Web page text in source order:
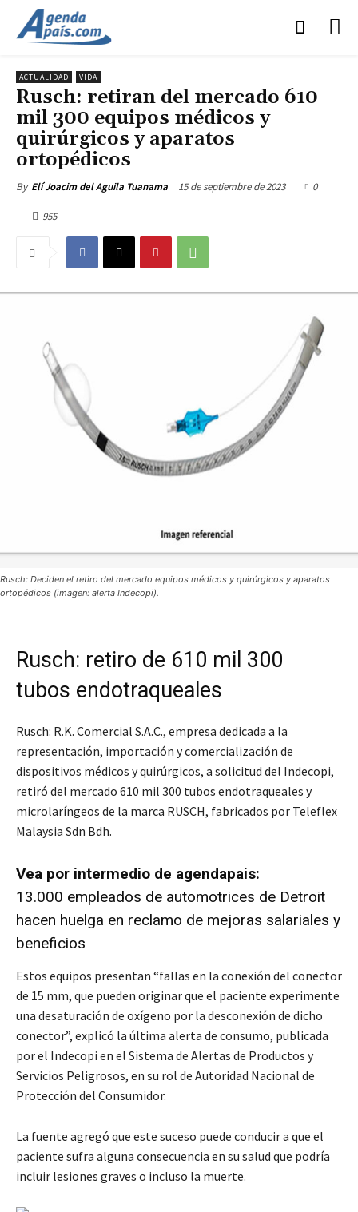
ACTUALIDAD VIDA
Rusch: retiran del mercado 610
mil 300 equipos médicos y
quirúrgicos y aparatos
ortopédicos
By Elí Joacim del Aguila Tuanama 15 de septiembre de 2023 0
955
Rusch: Deciden el retiro del mercado equipos médicos y quirúrgicos y aparatos
ortopédicos (imagen: alerta Indecopi).
Rusch: retiro de 610 mil 300
tubos endotraqueales
Rusch: R.K. Comercial S.A.C., empresa dedicada a la
representación, importación y comercialización de
dispositivos médicos y quirúrgicos, a solicitud del Indecopi,
retiró del mercado 610 mil 300 tubos endotraqueales y
microlaríngeos de la marca RUSCH, fabricados por Teleflex
Malaysia Sdn Bdh.
Vea por intermedio de agendapais:
13.000 empleados de automotrices de Detroit
hacen huelga en reclamo de mejoras salariales y
beneficios
Estos equipos presentan “fallas en la conexión del conector
de 15 mm, que pueden originar que el paciente experimente
una desaturación de oxígeno por la desconexión de dicho
conector”, explicó la última alerta de consumo, publicada
por el Indecopi en el Sistema de Alertas de Productos y
Servicios Peligrosos, en su rol de Autoridad Nacional de
Protección del Consumidor.
La fuente agregó que este suceso puede conducir a que el
paciente sufra alguna consecuencia en su salud que podría
incluir lesiones graves o incluso la muerte.